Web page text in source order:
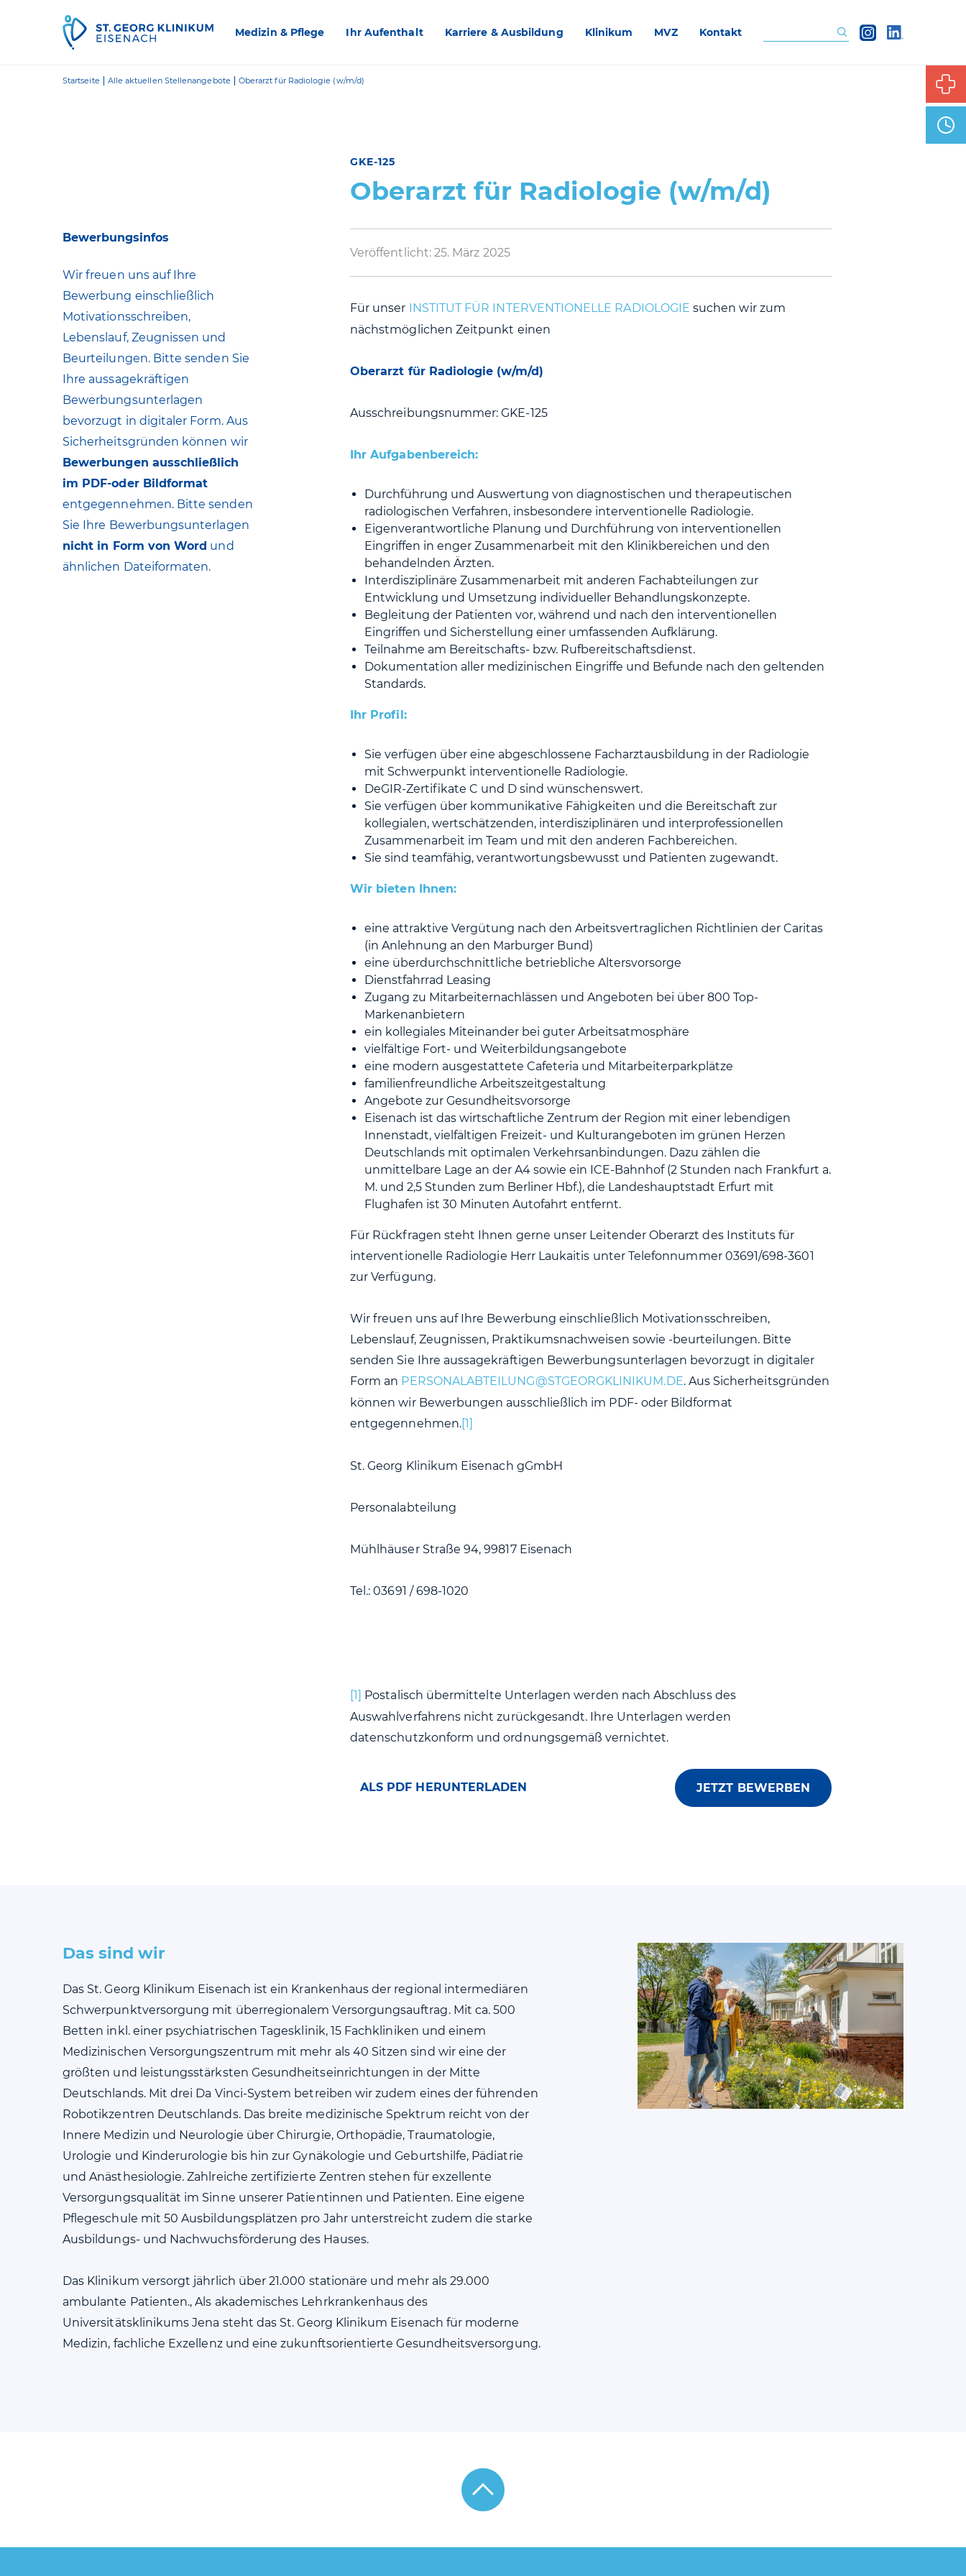
Medizin & Pflege Ihr Aufenthalt Karriere & Ausbildung Klinikum MVZ Kontakt
Startseite Alle aktuellen Stellenangebote Oberarzt für Radiologie (w/m/d)
GKE-125
Oberarzt für Radiologie (w/m/d)
Veröffentlicht: 25. März 2025
Für unser INSTITUT FÜR INTERVENTIONELLE RADIOLOGIE suchen wir zum
nächstmöglichen Zeitpunkt einen
Oberarzt für Radiologie (w/m/d)
Ausschreibungsnummer: GKE-125
Ihr Aufgabenbereich:
Durchführung und Auswertung von diagnostischen und therapeutischen
radiologischen Verfahren, insbesondere interventionelle Radiologie.
Eigenverantwortliche Planung und Durchführung von interventionellen
Eingriffen in enger Zusammenarbeit mit den Klinikbereichen und den
behandelnden Ärzten.
Interdisziplinäre Zusammenarbeit mit anderen Fachabteilungen zur
Entwicklung und Umsetzung individueller Behandlungskonzepte.
Begleitung der Patienten vor, während und nach den interventionellen
Eingriffen und Sicherstellung einer umfassenden Aufklärung.
Teilnahme am Bereitschafts- bzw. Rufbereitschaftsdienst.
Dokumentation aller medizinischen Eingriffe und Befunde nach den geltenden
Standards.
Ihr Profil:
Sie verfügen über eine abgeschlossene Facharztausbildung in der Radiologie
mit Schwerpunkt interventionelle Radiologie.
DeGIR-Zertifikate C und D sind wünschenswert.
Sie verfügen über kommunikative Fähigkeiten und die Bereitschaft zur
kollegialen, wertschätzenden, interdisziplinären und interprofessionellen
Zusammenarbeit im Team und mit den anderen Fachbereichen.
Sie sind teamfähig, verantwortungsbewusst und Patienten zugewandt.
Wir bieten Ihnen:
eine attraktive Vergütung nach den Arbeitsvertraglichen Richtlinien der Caritas
(in Anlehnung an den Marburger Bund)
eine überdurchschnittliche betriebliche Altersvorsorge
Dienstfahrrad Leasing
Zugang zu Mitarbeiternachlässen und Angeboten bei über 800 Top-
Markenanbietern
ein kollegiales Miteinander bei guter Arbeitsatmosphäre
vielfältige Fort- und Weiterbildungsangebote
eine modern ausgestattete Cafeteria und Mitarbeiterparkplätze
familienfreundliche Arbeitszeitgestaltung
Angebote zur Gesundheitsvorsorge
Eisenach ist das wirtschaftliche Zentrum der Region mit einer lebendigen
Innenstadt, vielfältigen Freizeit- und Kulturangeboten im grünen Herzen
Deutschlands mit optimalen Verkehrsanbindungen. Dazu zählen die
unmittelbare Lage an der A4 sowie ein ICE-Bahnhof (2 Stunden nach Frankfurt a.
M. und 2,5 Stunden zum Berliner Hbf.), die Landeshauptstadt Erfurt mit
Flughafen ist 30 Minuten Autofahrt entfernt.
Für Rückfragen steht Ihnen gerne unser Leitender Oberarzt des Instituts für
interventionelle Radiologie Herr Laukaitis unter Telefonnummer 03691/698-3601
zur Verfügung.
Wir freuen uns auf Ihre Bewerbung einschließlich Motivationsschreiben,
Lebenslauf, Zeugnissen, Praktikumsnachweisen sowie -beurteilungen. Bitte
senden Sie Ihre aussagekräftigen Bewerbungsunterlagen bevorzugt in digitaler
Form an
. Aus Sicherheitsgründen
können wir Bewerbungen ausschließlich im PDF- oder Bildformat
entgegennehmen.[1]
St. Georg Klinikum Eisenach gGmbH
Personalabteilung
Mühlhäuser Straße 94, 99817 Eisenach
Tel.: 03691 / 698-1020
[1] Postalisch übermittelte Unterlagen werden nach Abschluss des
Auswahlverfahrens nicht zurückgesandt. Ihre Unterlagen werden
datenschutzkonform und ordnungsgemäß vernichtet.
ALS PDF HERUNTERLADEN JETZT BEWERBEN
Bewerbungsinfos
Wir freuen uns auf Ihre
Bewerbung einschließlich
Motivationsschreiben,
Lebenslauf, Zeugnissen und
Beurteilungen. Bitte senden Sie
Ihre aussagekräftigen
Bewerbungsunterlagen
bevorzugt in digitaler Form. Aus
Sicherheitsgründen können wir
Bewerbungen ausschließlich
im PDF-oder Bildformat
entgegennehmen. Bitte senden
Sie Ihre Bewerbungsunterlagen
nicht in Form von Word und
ähnlichen Dateiformaten.
Das sind wir
Das St. Georg Klinikum Eisenach ist ein Krankenhaus der regional intermediären
Schwerpunktversorgung mit überregionalem Versorgungsauftrag. Mit ca. 500
Betten inkl. einer psychiatrischen Tagesklinik, 15 Fachkliniken und einem
Medizinischen Versorgungszentrum mit mehr als 40 Sitzen sind wir eine der
größten und leistungsstärksten Gesundheitseinrichtungen in der Mitte
Deutschlands. Mit drei Da Vinci-System betreiben wir zudem eines der führenden
Robotikzentren Deutschlands. Das breite medizinische Spektrum reicht von der
Innere Medizin und Neurologie über Chirurgie, Orthopädie, Traumatologie,
Urologie und Kinderurologie bis hin zur Gynäkologie und Geburtshilfe, Pädiatrie
und Anästhesiologie. Zahlreiche zertifizierte Zentren stehen für exzellente
Versorgungsqualität im Sinne unserer Patientinnen und Patienten. Eine eigene
Pflegeschule mit 50 Ausbildungsplätzen pro Jahr unterstreicht zudem die starke
Ausbildungs- und Nachwuchsförderung des Hauses.
Das Klinikum versorgt jährlich über 21.000 stationäre und mehr als 29.000
ambulante Patienten., Als akademisches Lehrkrankenhaus des
Universitätsklinikums Jena steht das St. Georg Klinikum Eisenach für moderne
Medizin, fachliche Exzellenz und eine zukunftsorientierte Gesundheitsversorgung.